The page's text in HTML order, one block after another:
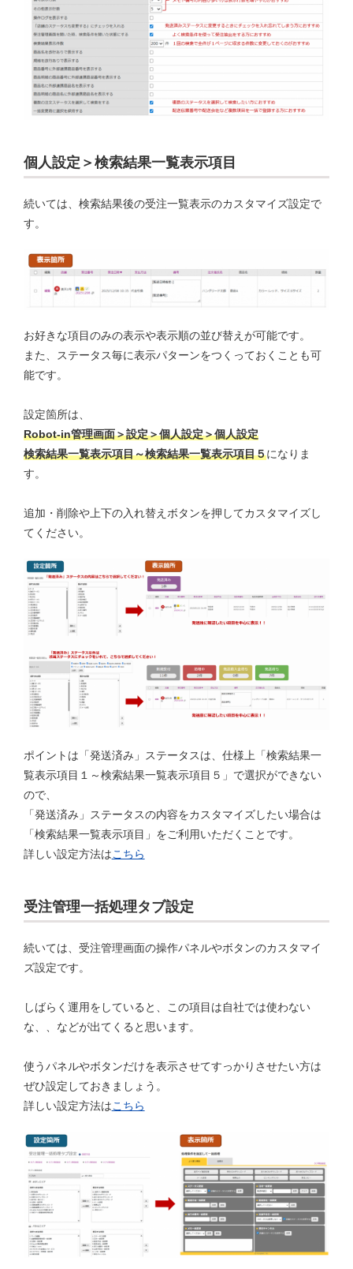
個人設定＞検索結果一覧表示項目
続いては、検索結果後の受注一覧表示のカスタマイズ設定で
す。
お好きな項目のみの表示や表示順の並び替えが可能です。
また、ステータス毎に表示パターンをつくっておくことも可
能です。
設定箇所は、
Robot-in管理画面＞設定＞個人設定＞個人設定
検索結果一覧表示項目～検索結果一覧表示項目５になりま
す。
追加・削除や上下の入れ替えボタンを押してカスタマイズし
てください。
ポイントは「発送済み」ステータスは、仕様上「検索結果一
覧表示項目１～検索結果一覧表示項目５」で選択ができない
ので、
「発送済み」ステータスの内容をカスタマイズしたい場合は
「検索結果一覧表示項目」をご利用いただくことです。
詳しい設定方法はこちら
受注管理一括処理タブ設定
続いては、受注管理画面の操作パネルやボタンのカスタマイ
ズ設定です。
しばらく運用をしていると、この項目は自社では使わない
な、、などが出てくると思います。
使うパネルやボタンだけを表示させてすっかりさせたい方は
ぜひ設定しておきましょう。
詳しい設定方法はこちら